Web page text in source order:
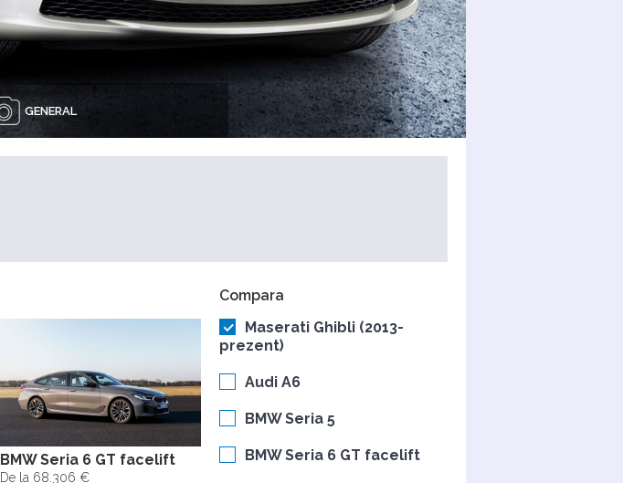
GENERAL
BMW Seria 6 GT facelift
De la 68.306 €
Compara
Maserati Ghibli (2013-
prezent)
Audi A6
BMW Seria 5
BMW Seria 6 GT facelift